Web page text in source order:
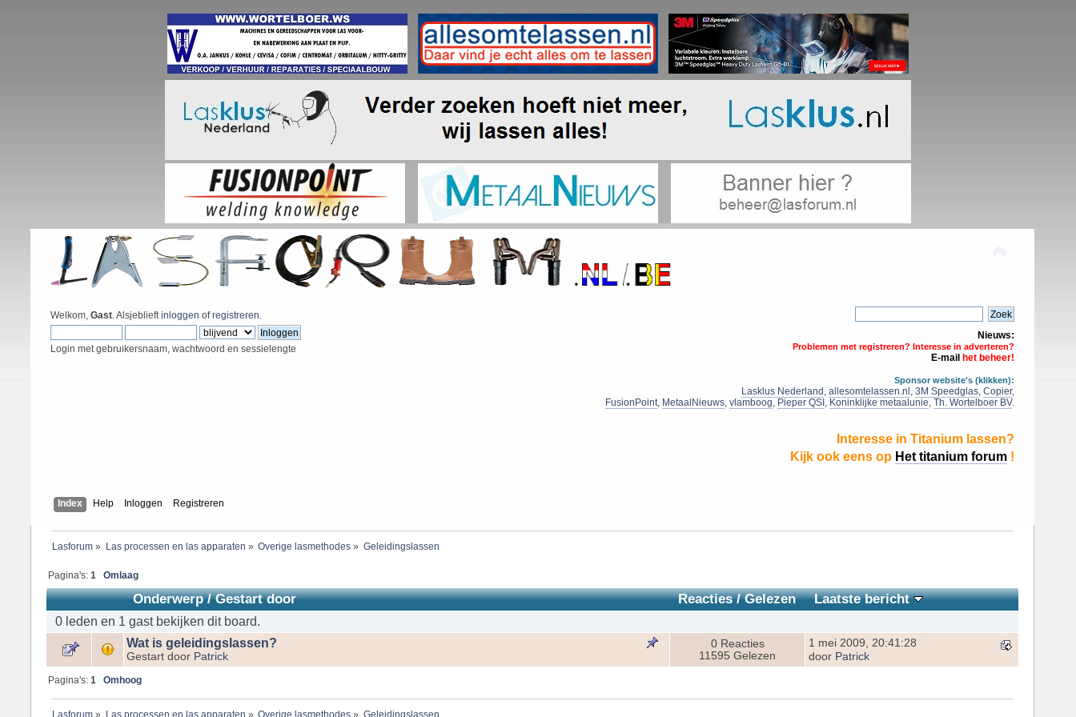
Welkom, Gast. Alsjeblieftinloggen ofregistreren.
Login met gebruikersnaam, wachtwoord en sessielengte
Nieuws:
Problemen met registreren? Interesse in adverteren?
E-mail het beheer!
Sponsor website's (klikken):
Lasklus Nederland , allesomtelassen.nl , 3M Speedglas, Copier,
FusionPoint, MetaalNieuws, vlamboog, Pieper QSI , Koninklijke metaalunie, Th. Wortelboer BV.
Interesse in Titanium lassen?
Kijk ook eens op Het titanium forum !
Index Help Inloggen Registreren
Lasforum» Las processen en las apparaten » Overige lasmethodes » Geleidingslassen
Pagina's:1 Omlaag
Onderwerp/Gestart door Reacties/Gelezen Laatste bericht
0 leden en 1 gast bekijken dit board.
Wat is geleidingslassen?
Gestart door Patrick
0 Reacties
11595 Gelezen
1 mei 2009, 20:41:28
door Patrick
Pagina's:1 Omhoog
Lasforum» Las processen en las apparaten » Overige lasmethodes » Geleidingslassen